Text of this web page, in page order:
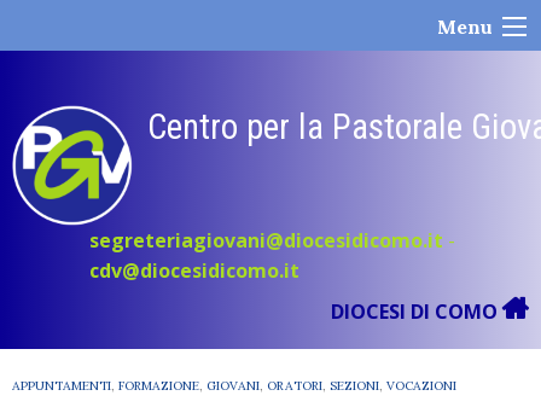
Menu
Centro per la Pastorale
segreteriagiovani@diocesidicomo.it -
cdv@diocesidicomo.it
DIOCESI DI COMO
APPUNTAMENTI, FORMAZIONE, GIOVANI, ORATORI, SEZIONI, VOCAZIONI